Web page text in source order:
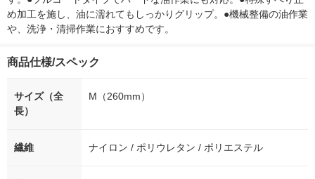
め加工を施し、油に濡れてもしっかりグリップ。●機械整備の油作業
や、洗浄・清掃作業におすすめです。
商品仕様/スペック
サイズ（全
長）
M（260mm）
繊維 ナイロン / ポリウレタン / ポリエステル